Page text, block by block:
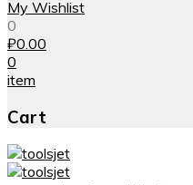
My Wishlist
0
₽0.00
0
item
Cart